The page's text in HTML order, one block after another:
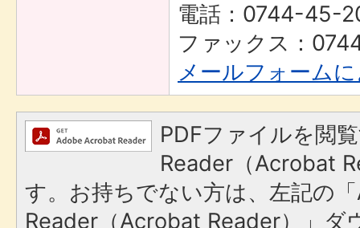
電話：0744-45-
ファックス：
メールフォーム
PDFファイルを閲
Reader（Acrobat
す。お持ちでない方は、左記の
Reader（Acrobat Reader）」ダ